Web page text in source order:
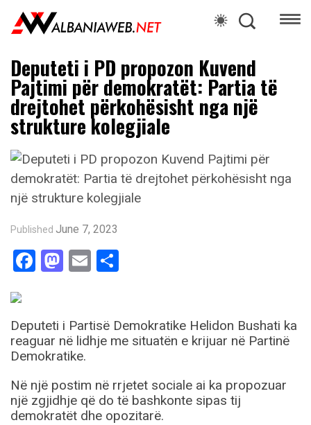
Deputeti i PD propozon Kuvend
Pajtimi për demokratët: Partia të
drejtohet përkohësisht nga një
strukture kolegjiale
Published June 7, 2023
Facebook
Mastodon
Email
Deputeti i Partisë Demokratike Helidon Bushati ka
reaguar në lidhje me situatën e krijuar në Partinë
Demokratike.
Në një postim në rrjetet sociale ai ka propozuar
një zgjidhje që do të bashkonte sipas tij
demokratët dhe opozitarë.